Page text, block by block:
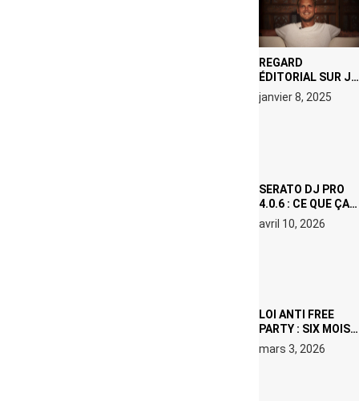
REGARD
ÉDITORIAL SUR JE
M’APPELLE TIM
(NETFLIX) : AVICII,
janvier 8, 2025
SERATO DJ PRO
4.0.6 : CE QUE ÇA
CHANGE, MÊME SI
VOUS N’ÊTES NI
avril 10, 2026
LOI ANTI FREE
PARTY : SIX MOIS
DE PRISON ET 5
000 € D’AMENDE
mars 3, 2026